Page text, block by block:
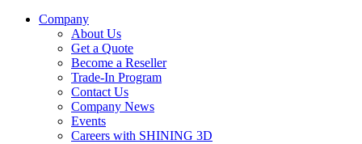
Company
About Us
Get a Quote
Become a Reseller
Trade-In Program
Contact Us
Company News
Events
Careers with SHINING 3D